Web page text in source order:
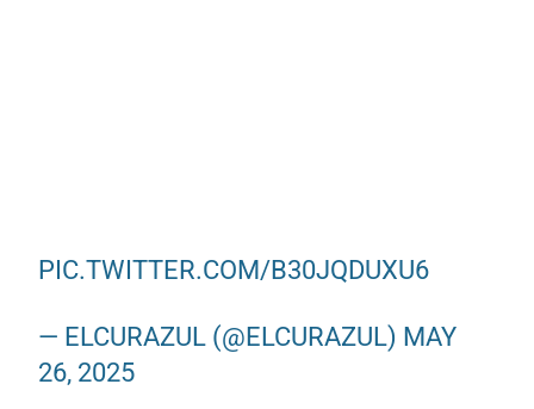
PIC.TWITTER.COM/B30JQDUXU6
— ELCURAZUL (@ELCURAZUL) MAY
26, 2025